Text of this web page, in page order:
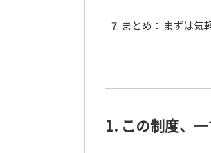
まとめ：まずは気
1. この制度、